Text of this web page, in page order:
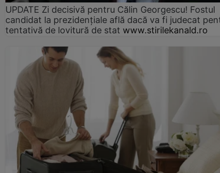
UPDATE Zi decisivă pentru Călin Georgescu! Fostul
candidat la prezidențiale află dacă va fi judecat
tentativă de lovitură de stat www.stirilekanald.ro